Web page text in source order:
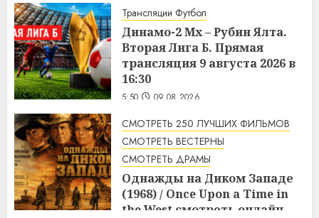
Трансляции Футбол
Динамо-2 Мх – Рубин Ялта.
Вторая Лига Б. Прямая
трансляция 9 августа 2026 в
16:30
5:50 09.08.2026
СМОТРЕТЬ 250 ЛУЧШИХ ФИЛЬМОВ
СМОТРЕТЬ ВЕСТЕРНЫ
СМОТРЕТЬ ДРАМЫ
Однажды на Диком Западе
(1968) / Once Upon a Time in
the West смотреть онлайн